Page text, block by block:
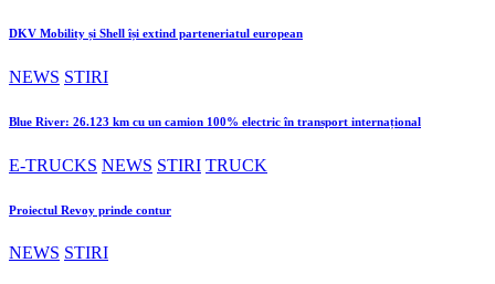
DKV Mobility și Shell își extind parteneriatul european
NEWS STIRI
Blue River: 26.123 km cu un camion 100% electric în transport internațional
E-TRUCKS NEWS STIRI TRUCK
Proiectul Revoy prinde contur
NEWS STIRI